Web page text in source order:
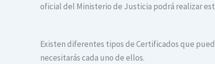
oficial del Ministerio de Justicia podrá realizar
Existen diferentes tipos de Certificados que
necesitarás cada uno de ellos.